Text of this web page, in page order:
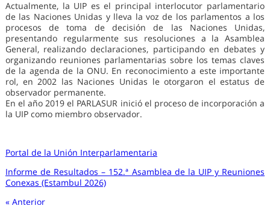
Actualmente, la UIP es el principal interlocutor parlamentario
de las Naciones Unidas y lleva la voz de los parlamentos a los
procesos de toma de decisión de las Naciones Unidas,
presentando regularmente sus resoluciones a la Asamblea
General, realizando declaraciones, participando en debates y
organizando reuniones parlamentarias sobre los temas claves
de la agenda de la ONU. En reconocimiento a este importante
rol, en 2002 las Naciones Unidas le otorgaron el estatus de
observador permanente.
En el año 2019 el PARLASUR inició el proceso de incorporación a
la UIP como miembro observador.
Portal de la Unión Interparlamentaria
Informe de Resultados – 152.ª Asamblea de la UIP y Reuniones
Conexas (Estambul 2026)
« Anterior